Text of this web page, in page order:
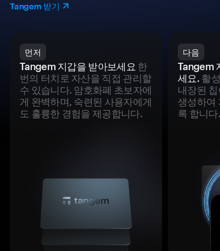
Tangem 받기
먼저
Tangem 지갑을 받아보세요 한
번의 터치로 자산을 직접 관리할
수 있습니다. 암호화폐 초보자에
게 완벽하며, 숙련된 사용자에게
도 훌륭한 경험을 제공합니다.
다음
Tangem
세요.활
내장된
생성하여
록 합니다.